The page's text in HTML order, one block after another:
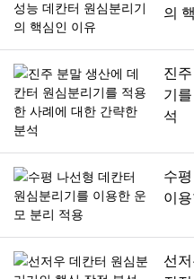
의
진
기
석
수
이
선